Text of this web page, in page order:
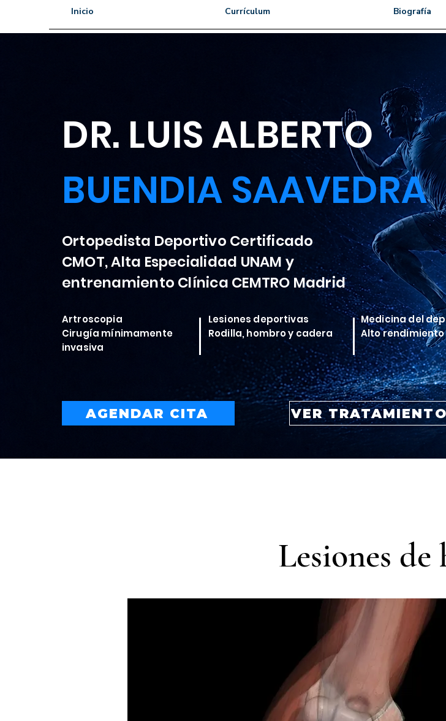
Inicio Currículum Biografía
DR. LUIS ALBERTO
BUENDIA SAAVEDRA
Ortopedista Deportivo Certificado
CMOT, Alta Especialidad UNAM y
entrenamiento Clínica CEMTRO Madrid
Artroscopia
Cirugía mínimamente
invasiva
Lesiones deportivas
Rodilla, hombro y cadera
Medicina del
Alto rendimiento
AGENDAR CITA VER
Lesiones